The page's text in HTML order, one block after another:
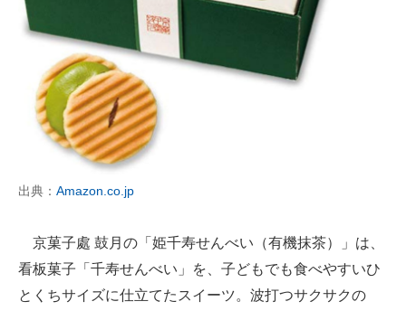
出典： Amazon.co.jp
京菓子處 鼓月の「姫千寿せんべい（有機抹茶）」は、
看板菓子「千寿せんべい」を、子どもでも食べやすいひ
とくちサイズに仕立てたスイーツ。波打つサクサクの